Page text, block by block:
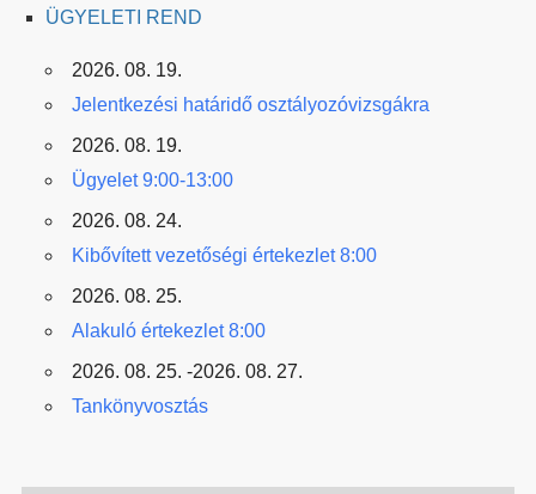
ÜGYELETI REND
2026. 08. 19.
Jelentkezési határidő osztályozóvizsgákra
2026. 08. 19.
Ügyelet 9:00-13:00
2026. 08. 24.
Kibővített vezetőségi értekezlet 8:00
2026. 08. 25.
Alakuló értekezlet 8:00
2026. 08. 25. -2026. 08. 27.
Tankönyvosztás